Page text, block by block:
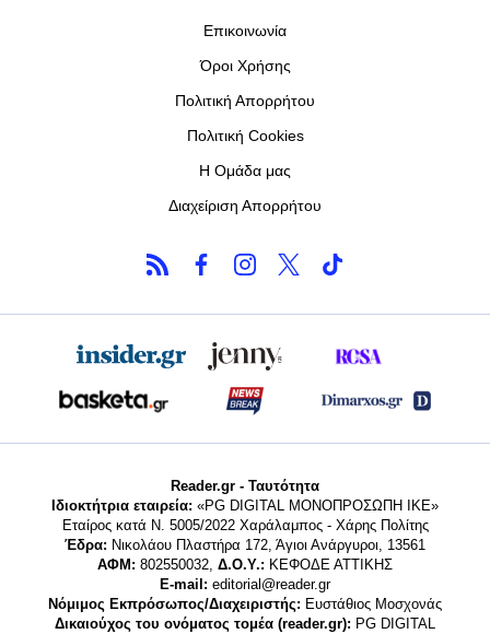
Επικοινωνία
Όροι Χρήσης
Πολιτική Απορρήτου
Πολιτική Cookies
Η Ομάδα μας
Διαχείριση Απορρήτου
Reader.gr - Ταυτότητα
Ιδιοκτήτρια εταιρεία: «PG DIGITAL MONΟΠΡΟΣΩΠΗ ΙΚΕ»
Εταίρος κατά Ν. 5005/2022 Χαράλαμπος - Χάρης Πολίτης
Έδρα: Νικολάου Πλαστήρα 172, Άγιοι Ανάργυροι, 13561
ΑΦΜ: 802550032, Δ.Ο.Υ.: ΚΕΦΟΔΕ ΑΤΤΙΚΗΣ
E-mail: editorial@reader.gr
Νόμιμος Εκπρόσωπος/Διαχειριστής: Ευστάθιος Μοσχονάς
Δικαιούχος του ονόματος τομέα (reader.gr): PG DIGITAL